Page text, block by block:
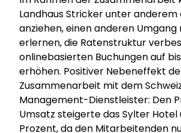
Landhaus Stricker unter anderem
anziehen, einen anderen Umgang
erlernen, die Ratenstruktur
onlinebasierten Buchungen auf bis
erhöhen. Positiver Nebeneffekt
Zusammenarbeit mit dem
Management-Dienstleister: Den
Umsatz steigerte das Sylter Hotel
Prozent, da den Mitarbeitenden